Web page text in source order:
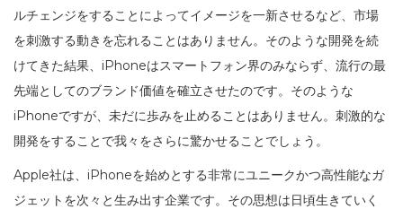
ルチェンジをすることによってイメージを一新させるなど、市場
を刺激する動きを忘れることはありません。そのような開発を続
けてきた結果、iPhoneはスマートフォン界のみならず、流行の最
先端としてのブランド価値を確立させたのです。そのような
iPhoneですが、未だに歩みを止めることはありません。刺激的な
開発をすることで我々をさらに驚かせることでしょう。
Apple社は、iPhoneを始めとする非常にユニークかつ高性能なガ
ジェットを次々と生み出す企業です。その思想は日頃生きていく